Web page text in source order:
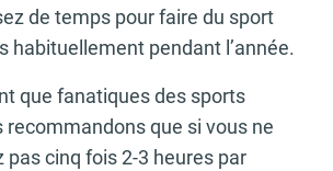
de temps pour faire du sport
habituellement pendant l’année.
que fanatiques des sports
recommandons que si vous ne
pas cinq fois 2-3 heures par